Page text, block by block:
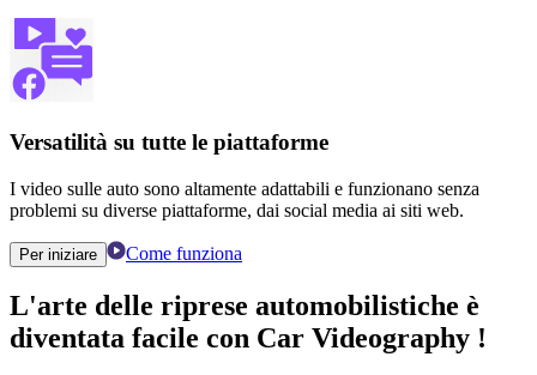
Versatilità su tutte le piattaforme
I video sulle auto sono altamente adattabili e funzionano senza
problemi su diverse piattaforme, dai social media ai siti web.
Per iniziare Come funziona
L'arte delle riprese automobilistiche è
diventata facile con Car Videography !